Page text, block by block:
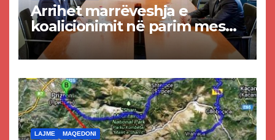
Arrihet marrëveshja e
koalicionimit në parim mes
Kurtit dhe Abdixhikut
LAJME MAQEDONI